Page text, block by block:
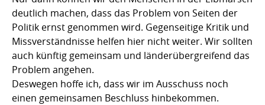
deutlich machen, dass das Problem von Seiten der
Politik ernst genommen wird. Gegenseitige Kritik und
Missverständnisse helfen hier nicht weiter. Wir sollten
auch künftig gemeinsam und länderübergreifend das
Problem angehen.
Deswegen hoffe ich, dass wir im Ausschuss noch
einen gemeinsamen Beschluss hinbekommen.